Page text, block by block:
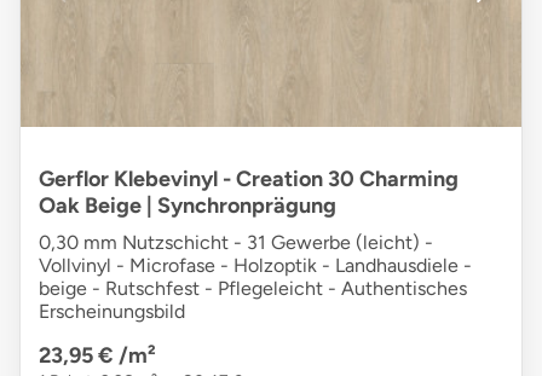
Gerflor Klebevinyl - Creation 30 Charming
Oak Beige | Synchronprägung
0,30 mm Nutzschicht - 31 Gewerbe (leicht) -
Vollvinyl - Microfase - Holzoptik - Landhausdiele -
beige - Rutschfest - Pflegeleicht - Authentisches
Erscheinungsbild
23,95 € /m²